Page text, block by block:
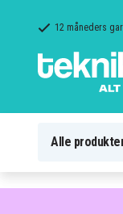
12 måneders
Alle